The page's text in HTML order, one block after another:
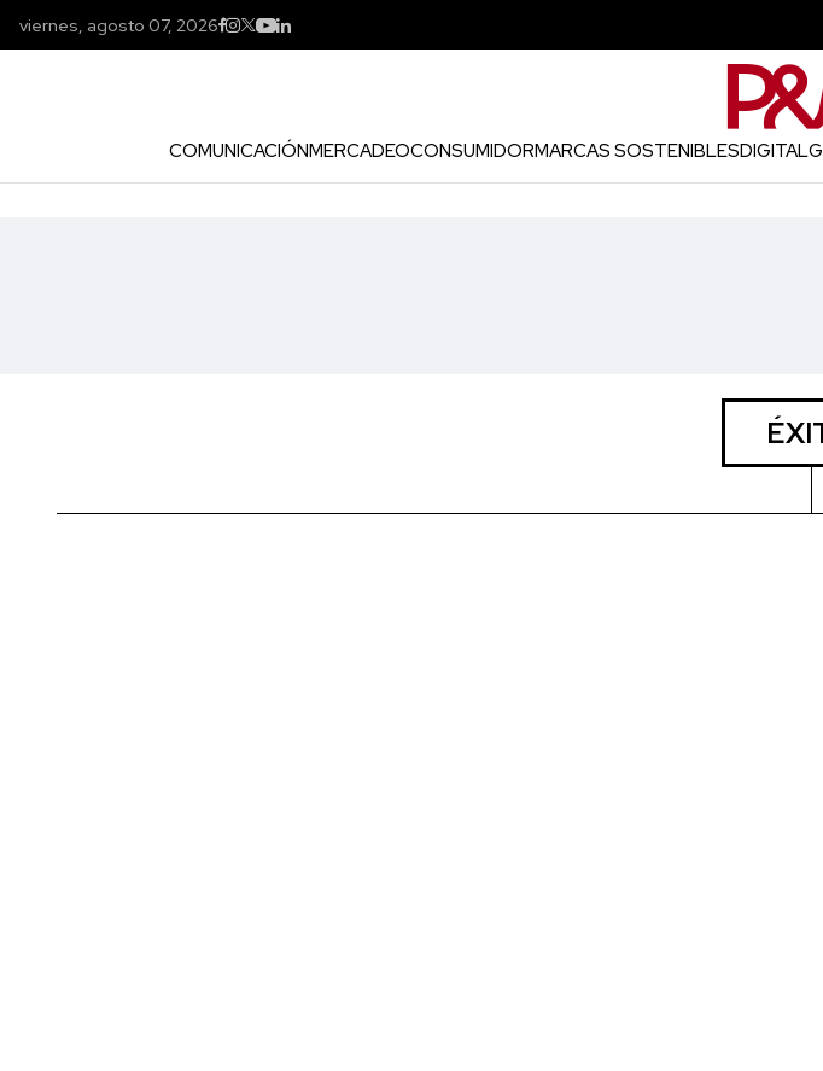
viernes, agosto 07, 2026
COMUNICACIÓNMERCADEOCONSUMIDORMARCAS SOSTENIBLESDIGITAL